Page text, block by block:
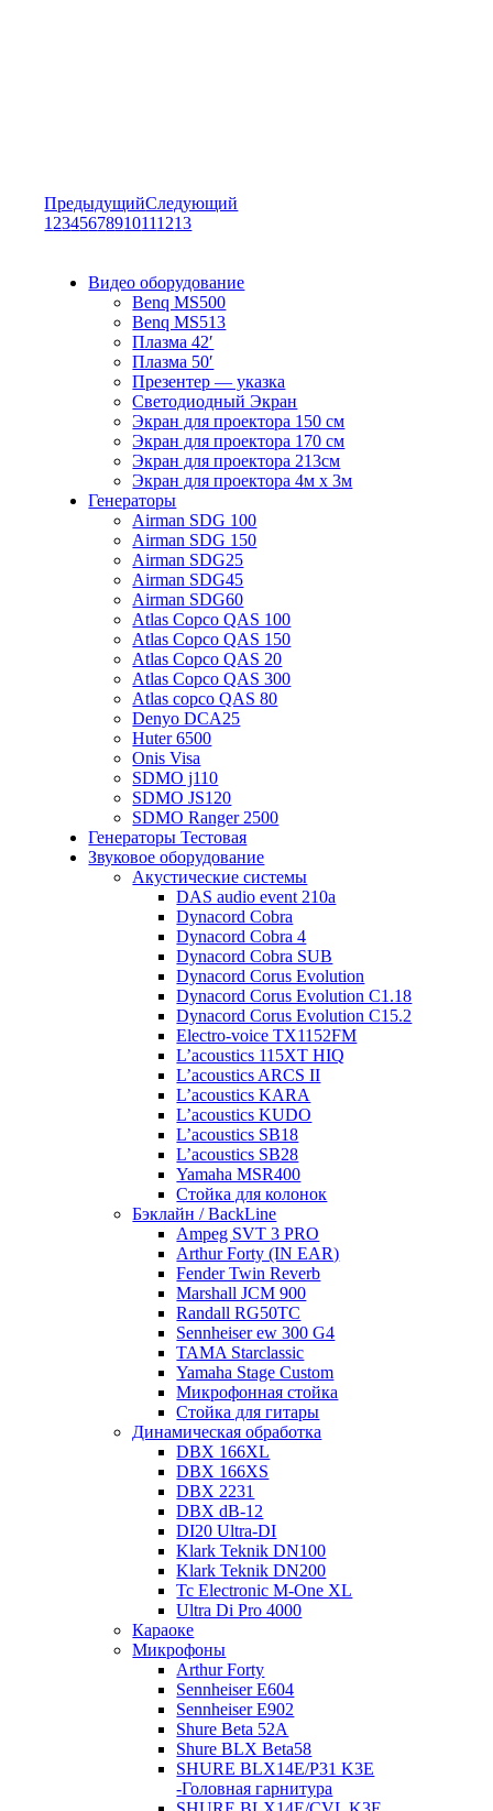
ПредыдущийСледующий
1 2345678910111213
Видео оборудование
Benq MS500
Benq MS513
Плазма 42′
Плазма 50′
Презентер — указка
Светодиодный Экран
Экран для проектора 150 см
Экран для проектора 170 см
Экран для проектора 213см
Экран для проектора 4м х 3м
Генераторы
Airman SDG 100
Airman SDG 150
Airman SDG25
Airman SDG45
Airman SDG60
Atlas Copco QAS 100
Atlas Copco QAS 150
Atlas Copco QAS 20
Atlas Copco QAS 300
Atlas copco QAS 80
Denyo DCA25
Huter 6500
Onis Visa
SDMO j110
SDMO JS120
SDMO Ranger 2500
Генераторы Тестовая
Звуковое оборудование
Акустические системы
DAS audio event 210a
Dynacord Cobra
Dynacord Cobra 4
Dynacord Cobra SUB
Dynacord Corus Evolution
Dynacord Corus Evolution C1.18
Dynacord Corus Evolution C15.2
Electro-voice TX1152FM
L’acoustics 115XT HIQ
L’acoustics ARCS II
L’acoustics KARA
L’acoustics KUDO
L’acoustics SB18
L’acoustics SB28
Yamaha MSR400
Стойка для колонок
Бэклайн / BackLine
Ampeg SVT 3 PRO
Arthur Forty (IN EAR)
Fender Twin Reverb
Marshall JCM 900
Randall RG50TC
Sennheiser ew 300 G4
TAMA Starclassic
Yamaha Stage Custom
Микрофонная стойка
Стойка для гитары
Динамическая обработка
DBX 166XL
DBX 166XS
DBX 2231
DBX dB-12
DI20 Ultra-DI
Klark Teknik DN100
Klark Teknik DN200
Tc Electronic M-One XL
Ultra Di Pro 4000
Караоке
Микрофоны
Arthur Forty
Sennheiser E604
Sennheiser E902
Shure Beta 52A
Shure BLX Beta58
SHURE BLX14E/P31 K3E
-Головная гарнитура